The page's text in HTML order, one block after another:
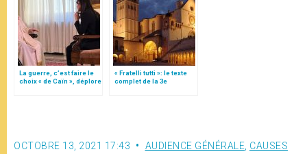
La guerre, c’est faire le
choix « de Caïn », déplore
« Fratelli tutti »: le texte
complet de la 3e
OCTOBRE 13, 2021 17:43 AUDIENCE GÉNÉRALE, CAUSES